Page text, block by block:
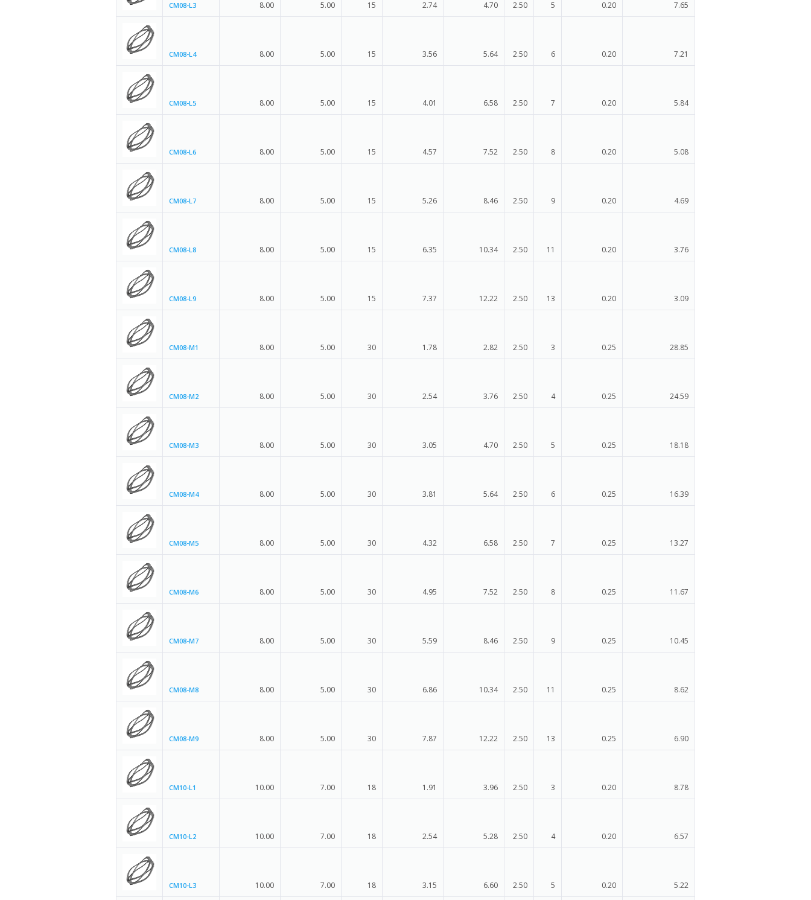
CM08-L3 8.00 5.00 15 2.74 4.70 2.50 5 0.20 7.65
CM08-L4 8.00 5.00 15 3.56 5.64 2.50 6 0.20 7.21
CM08-L5 8.00 5.00 15 4.01 6.58 2.50 7 0.20 5.84
CM08-L6 8.00 5.00 15 4.57 7.52 2.50 8 0.20 5.08
CM08-L7 8.00 5.00 15 5.26 8.46 2.50 9 0.20 4.69
CM08-L8 8.00 5.00 15 6.35 10.34 2.50 11 0.20 3.76
CM08-L9 8.00 5.00 15 7.37 12.22 2.50 13 0.20 3.09
CM08-M1 8.00 5.00 30 1.78 2.82 2.50 3 0.25 28.85
CM08-M2 8.00 5.00 30 2.54 3.76 2.50 4 0.25 24.59
CM08-M3 8.00 5.00 30 3.05 4.70 2.50 5 0.25 18.18
CM08-M4 8.00 5.00 30 3.81 5.64 2.50 6 0.25 16.39
CM08-M5 8.00 5.00 30 4.32 6.58 2.50 7 0.25 13.27
CM08-M6 8.00 5.00 30 4.95 7.52 2.50 8 0.25 11.67
CM08-M7 8.00 5.00 30 5.59 8.46 2.50 9 0.25 10.45
CM08-M8 8.00 5.00 30 6.86 10.34 2.50 11 0.25 8.62
CM08-M9 8.00 5.00 30 7.87 12.22 2.50 13 0.25 6.90
CM10-L1 10.00 7.00 18 1.91 3.96 2.50 3 0.20 8.78
CM10-L2 10.00 7.00 18 2.54 5.28 2.50 4 0.20 6.57
CM10-L3 10.00 7.00 18 3.15 6.60 2.50 5 0.20 5.22